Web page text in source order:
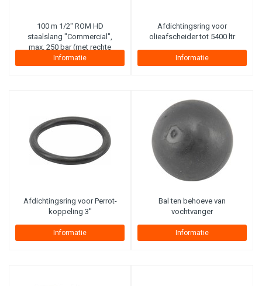
100 m 1/2'' ROM HD
staalslang "Commercial",
max. 250 bar (met rechte
koppeling aan haspelzijde)
Informatie
Afdichtingsring voor
olieafscheider tot 5400 ltr
Informatie
Afdichtingsring voor Perrot-
koppeling 3''
Informatie
Bal ten behoeve van
vochtvanger
Informatie